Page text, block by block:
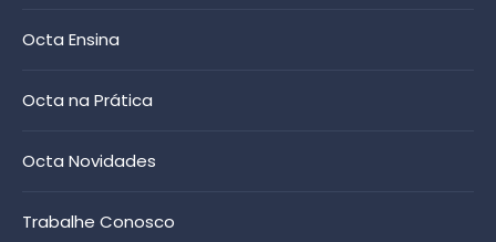
Octa Ensina
Octa na Prática
Octa Novidades
Trabalhe Conosco